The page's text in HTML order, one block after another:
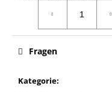
Kategorie:
Fragen